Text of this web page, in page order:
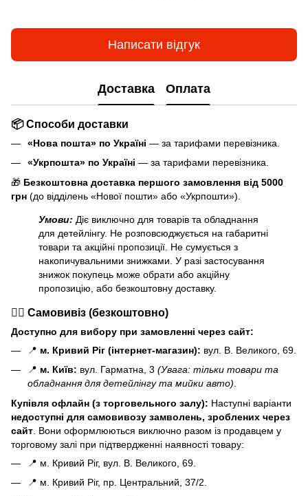
Написати відгук
Доставка Оплата
📦 Способи доставки
«Нова пошта» по Україні — за тарифами перевізника.
«Укрпошта» по Україні — за тарифами перевізника.
🎁 Безкоштовна доставка першого замовлення від 5000
грн (до відділень «Нової пошти» або «Укрпошти»).
Умови: Діє виключно для товарів та обладнання
для детейлінгу. Не розповсюджується на габаритні
товари та акційні пропозиції. Не сумується з
накопичувальними знижками. У разі застосування
знижок покупець може обрати або акційну
пропозицію, або безкоштовну доставку.
🏃‍♂️ Самовивіз (безкоштовно)
Доступно для вибору при замовленні через сайт:
📍 м. Кривий Ріг (інтернет-магазин): вул. В. Великого, 69.
📍 м. Київ: вул. Гарматна, 3 (Увага: тільки товари та
обладнання для детейлінгу та мийки авто).
Купівля офлайн (з торговельного залу): Наступні варіанти
недоступні для самовивозу замволень, зроблених через
сайт . Вони оформлюються виключно разом із продавцем у
торговому залі при підтвердженні наявності товару:
📍 м. Кривий Ріг, вул. В. Великого, 69.
📍 м. Кривий Ріг, пр. Центральний, 37/2.